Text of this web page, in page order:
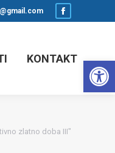
Facebook
in
KONTAKT
zlatno doba III"